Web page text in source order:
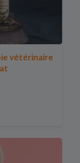
vétérinaire